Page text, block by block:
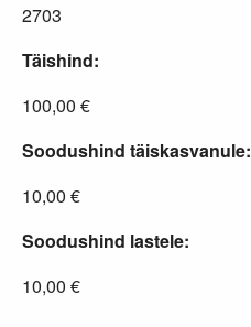
2703
Täishind:
100,00 €
Soodushind täiskasvanule:
10,00 €
Soodushind lastele:
10,00 €